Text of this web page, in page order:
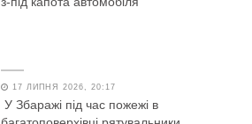
17 ЛИПНЯ 2026, 20:17
У Збаражі під час пожежі в